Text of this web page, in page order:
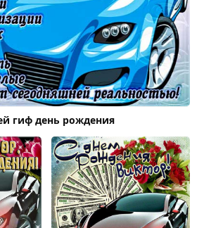
гиф день рождения